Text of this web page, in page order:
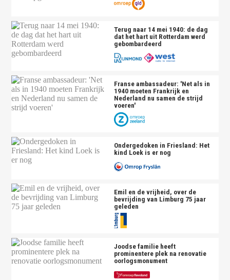
Terug naar 14 mei 1940: de dag
dat het hart uit Rotterdam werd
gebombardeerd
Franse ambassadeur: 'Net als in
1940 moeten Frankrijk en
Nederland nu samen de strijd
voeren'
Ondergedoken in Friesland: Het
kind Loek is er nog
Emil en de vrijheid, over de
bevrijding van Limburg 75 jaar
geleden
Joodse familie heeft
prominentere plek na renovatie
oorlogsmonument